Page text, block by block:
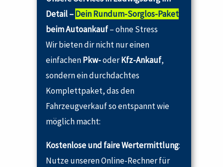
Detail –Dein Rundum-Sorglos-Paket
beim Autoankauf– ohne Stress
Wir bieten dir nicht nur einen
einfachenPkw-oderKfz-Ankauf,
sondern ein durchdachtes
Komplettpaket, das den
Fahrzeugverkauf so entspannt wie
möglich macht:
Kostenlose und faire Wertermittlung:
Nutze unseren Online-Rechner für